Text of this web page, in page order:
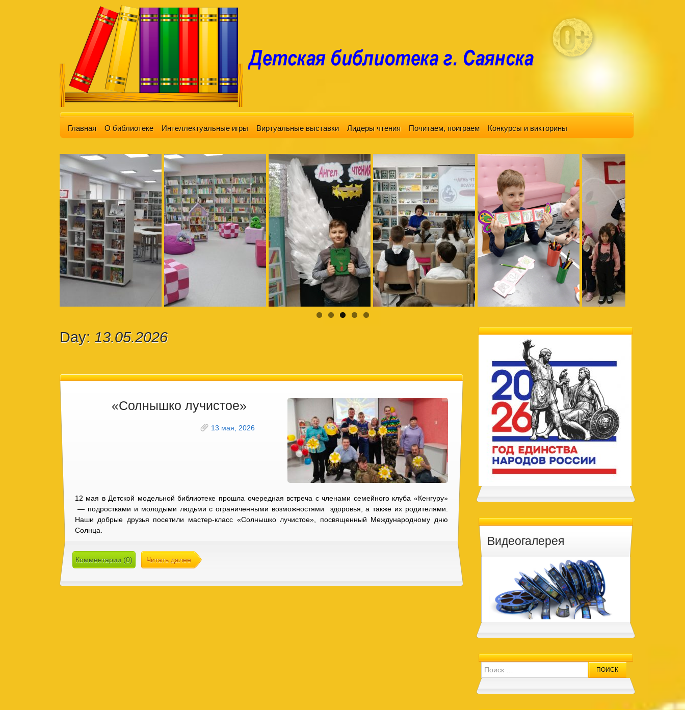
Главная О библиотеке Интеллектуальные игры Виртуальные выставки Лидеры чтения Почитаем, поиграем Конкурсы и викторины
Day: 13.05.2026
«Солнышко лучистое»
13 мая, 2026
12 мая в Детской модельной библиотеке прошла очередная встреча с членами семейного клуба «Кенгуру»
— подростками и молодыми людьми с ограниченными возможностями здоровья, а также их родителями.
Наши добрые друзья посетили мастер-класс «Солнышко лучистое», посвященный Международному дню
Солнца.
Комментарии (0) Читать далее
Видеогалерея
Search for: